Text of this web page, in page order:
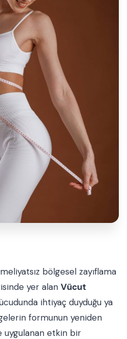
bölgesel zayıflama
yer alan Vücut
ihtiyaç duyduğu ya
formunun yeniden
uygulanan etkin bir